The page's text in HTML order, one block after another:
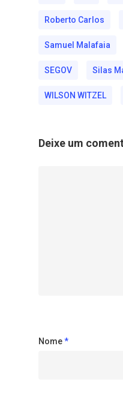
Roberto Carlos
Samuel Malafaia
SEGOV Silas
WILSON WITZEL
Deixe um
Nome*